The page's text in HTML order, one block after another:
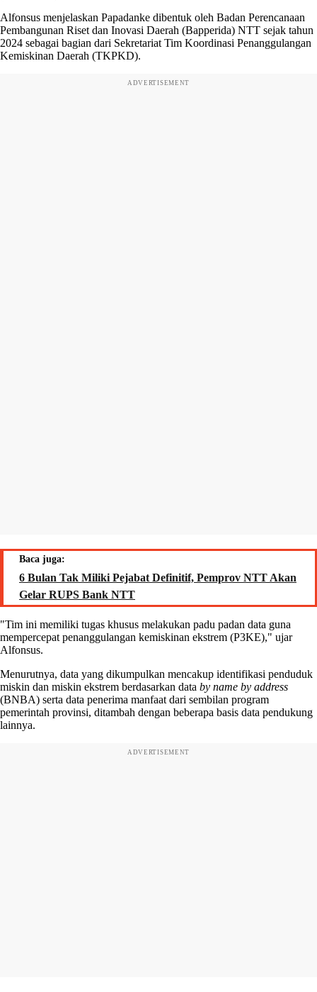
Alfonsus menjelaskan Papadanke dibentuk oleh Badan Perencanaan
Pembangunan Riset dan Inovasi Daerah (Bapperida) NTT sejak tahun
2024 sebagai bagian dari Sekretariat Tim Koordinasi Penanggulangan
Kemiskinan Daerah (TKPKD).
ADVERTISEMENT
Baca juga:
6 Bulan Tak Miliki Pejabat Definitif, Pemprov NTT Akan
Gelar RUPS Bank NTT
"Tim ini memiliki tugas khusus melakukan padu padan data guna
mempercepat penanggulangan kemiskinan ekstrem (P3KE)," ujar
Alfonsus.
Menurutnya, data yang dikumpulkan mencakup identifikasi penduduk
miskin dan miskin ekstrem berdasarkan data by name by address
(BNBA) serta data penerima manfaat dari sembilan program
pemerintah provinsi, ditambah dengan beberapa basis data pendukung
lainnya.
ADVERTISEMENT